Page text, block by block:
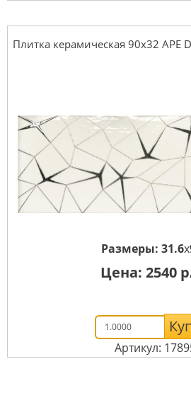
Плитка керамическая 90x32 APE
Размеры: 31.6x
Цена: 2540
Артикул: